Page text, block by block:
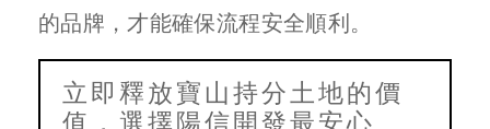
的品牌，才能確保流程安全順利。
立即釋放寶山持分土地的價